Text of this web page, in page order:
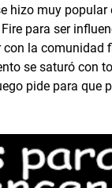
hizo muy
para ser
la comunidad
se saturó con
pide para que